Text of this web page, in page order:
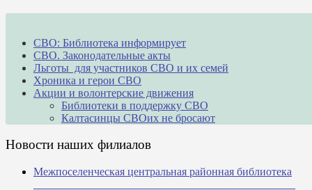
СВО: Библиотека информирует
СВО. Законодательные акты
Льготы для участников СВО и их семей
Хроника и герои СВО
Акции и волонтерские движения
Библиотеки в поддержку СВО
Калтасинцы СВОих не бросают
Новости наших филиалов
Межпоселенческая центральная районная библиотека